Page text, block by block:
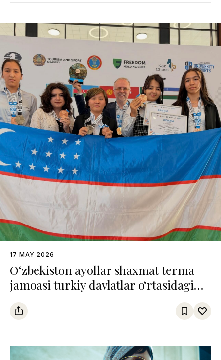
17 MAY 2026
O‘zbekiston ayollar shaxmat terma
jamoasi turkiy davlatlar o‘rtasidagi
chempionatda uchinchi o‘rinni
egalladi